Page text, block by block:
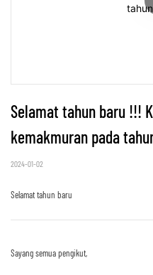
Selamat tahun baru !!!
kemakmuran pada
2024-01-02
Selamat tahun baru
Sayang semua pengikut,